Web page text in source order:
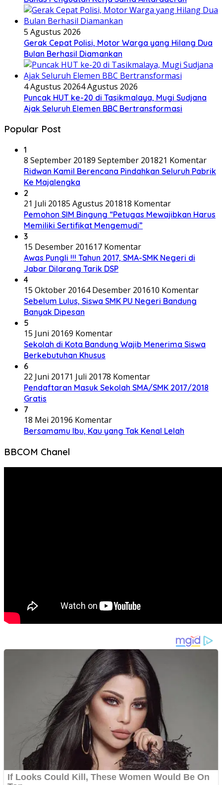
5 Agustus 2026
Gerak Cepat Polisi, Motor Warga yang Hilang Dua
Bulan Berhasil Diamankan
4 Agustus 20264 Agustus 2026
Puncak HUT ke-20 di Tasikmalaya, Mugi Sudjana
Ajak Seluruh Elemen BBC Bertransformasi
Popular Post
1
8 September 20189 September 201821 Komentar
Ridwan Kamil Berencana Pindahkan Seluruh Pabrik
Ke Majalengka
2
21 Juli 20185 Agustus 201818 Komentar
Pemohon SIM Bingung “Petugas Mewajibkan Harus
Memiliki Sertifikat Mengemudi”
3
15 Desember 201617 Komentar
Awas Pungli !!! Tahun 2017, SMA-SMK Negeri di
Jabar Dilarang Tarik DSP
4
15 Oktober 20164 Desember 201610 Komentar
Sebelum Lulus, Siswa SMK PU Negeri Bandung
Banyak Dipesan
5
15 Juni 20169 Komentar
Sekolah di Kota Bandung Wajib Menerima Siswa
Berkebutuhan Khusus
6
22 Juni 20171 Juli 20178 Komentar
Pendaftaran Masuk Sekolah SMA/SMK 2017/2018
Gratis
7
18 Mei 20196 Komentar
Bersamamu Ibu, Kau yang Tak Kenal Lelah
BBCOM Chanel